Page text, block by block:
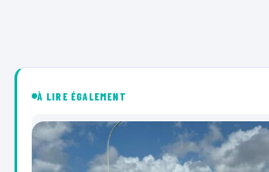
À LIRE ÉGALEMENT